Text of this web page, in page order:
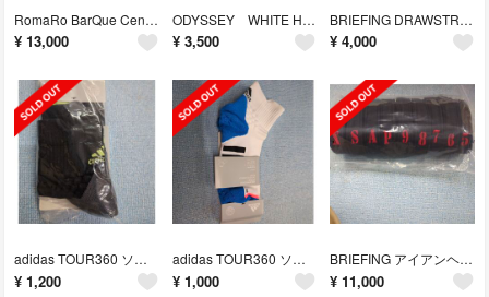
RomaRo BarQue Center パター
¥ 13,000
ODYSSEY WHITE HOT ＲＸ V- LINE FANG
¥ 3,500
BRIEFING DRAWSTRING POUCH S
¥ 4,000
adidas TOUR360 ソックス
¥ 1,200
adidas TOUR360 ソックス
¥ 1,000
BRIEFING アイアンヘッドカバー
¥ 11,000